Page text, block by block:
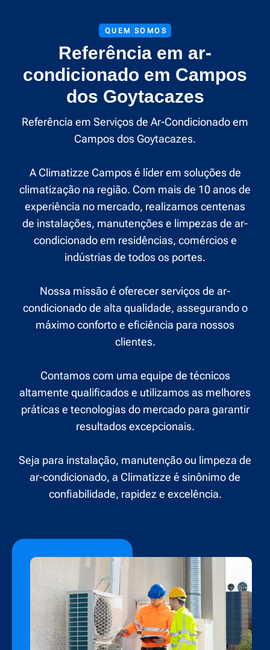
QUEM SOMOS
Referência em ar-
condicionado em Campos
dos Goytacazes
Referência em Serviços de Ar-Condicionado em
Campos dos Goytacazes.
A Climatizze Campos é líder em soluções de
climatização na região. Com mais de 10 anos de
experiência no mercado, realizamos centenas
de instalações, manutenções e limpezas de ar-
condicionado em residências, comércios e
indústrias de todos os portes.
Nossa missão é oferecer serviços de ar-
condicionado de alta qualidade, assegurando o
máximo conforto e eficiência para nossos
clientes.
Contamos com uma equipe de técnicos
altamente qualificados e utilizamos as melhores
práticas e tecnologias do mercado para garantir
resultados excepcionais.
Seja para instalação, manutenção ou limpeza de
ar-condicionado, a Climatizze é sinônimo de
confiabilidade, rapidez e excelência.